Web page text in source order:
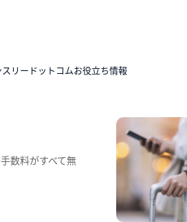
リードットコムお役立ち情報
数料がすべて無